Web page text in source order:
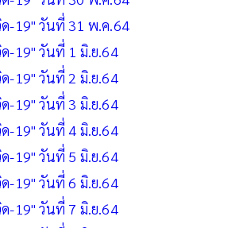
ด-19" วันที่ 31 พ.ค.64
ด-19" วันที่ 1 มิ.ย.64
ด-19" วันที่ 2 มิ.ย.64
ด-19" วันที่ 3 มิ.ย.64
ด-19" วันที่ 4 มิ.ย.64
ด-19" วันที่ 5 มิ.ย.64
ด-19" วันที่ 6 มิ.ย.64
ด-19" วันที่ 7 มิ.ย.64